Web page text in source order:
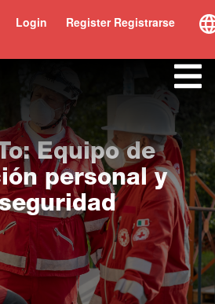
Register Registrarse
Login
Equipo de
personal y